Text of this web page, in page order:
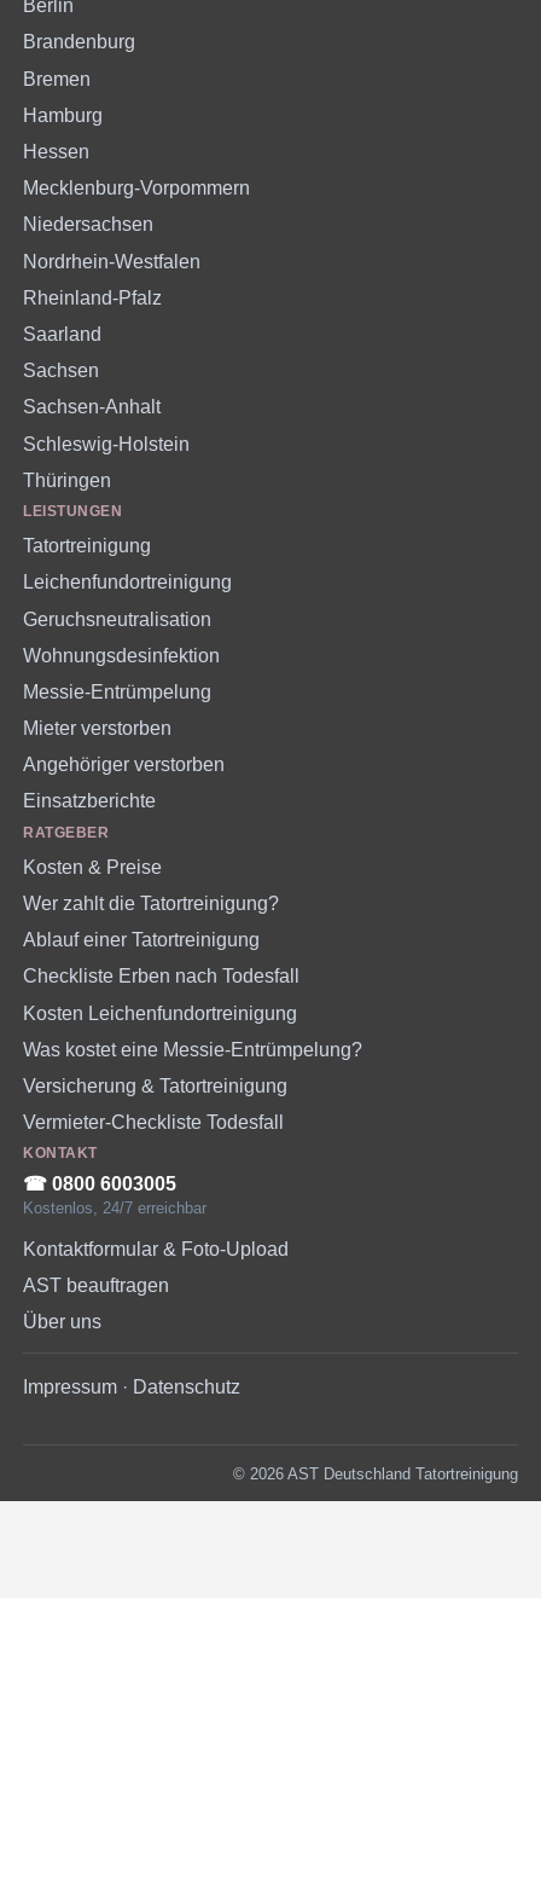
Berlin
Brandenburg
Bremen
Hamburg
Hessen
Mecklenburg-Vorpommern
Niedersachsen
Nordrhein-Westfalen
Rheinland-Pfalz
Saarland
Sachsen
Sachsen-Anhalt
Schleswig-Holstein
Thüringen
LEISTUNGEN
Tatortreinigung
Leichenfundortreinigung
Geruchsneutralisation
Wohnungsdesinfektion
Messie-Entrümpelung
Mieter verstorben
Angehöriger verstorben
Einsatzberichte
RATGEBER
Kosten & Preise
Wer zahlt die Tatortreinigung?
Ablauf einer Tatortreinigung
Checkliste Erben nach Todesfall
Kosten Leichenfundortreinigung
Was kostet eine Messie-Entrümpelung?
Versicherung & Tatortreinigung
Vermieter-Checkliste Todesfall
KONTAKT
☎︎ 0800 6003005
Kostenlos, 24/7 erreichbar
Kontaktformular & Foto-Upload
AST beauftragen
Über uns
Impressum · Datenschutz
© 2026 AST Deutschland Tatortreinigung